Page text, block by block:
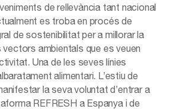
de rellevància tant nacional
es troba en procés de
de sostenibilitat per a millorar la
ambientals que es veuen
Una de les seves línies
alimentari. L’estiu de
la seva voluntat d’entrar a
REFRESH a Espanya i de